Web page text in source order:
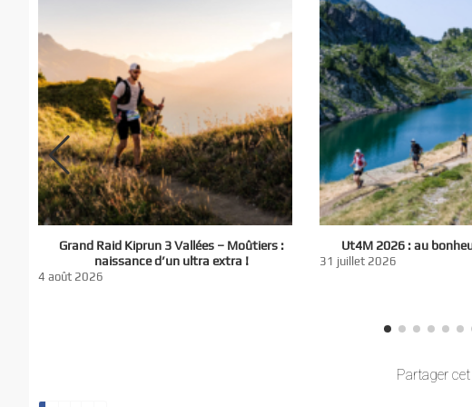
Grand Raid Kiprun 3 Vallées – Moûtiers :
naissance d’un ultra extra !
4 août 2026
Ut4M 2026 : au
31 juillet 2026
Partager